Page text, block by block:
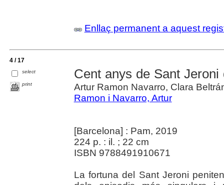
Enllaç permanent a aquest
4 / 17
select
print
Cent anys de Sant
Artur Ramon Navarro, Clara
Ramon i Navarro, Artur
[Barcelona] : Pam, 2019
224 p. : il. ; 22 cm
ISBN 9788491910671
La fortuna del Sant Jeroni